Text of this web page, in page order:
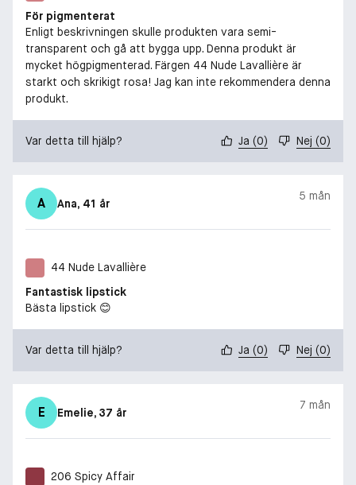
För pigmenterat
Enligt beskrivningen skulle produkten vara semi-
transparent och gå att bygga upp. Denna produkt är
mycket högpigmenterad. Färgen 44 Nude Lavallière är
starkt och skrikigt rosa! Jag kan inte rekommendera denna
produkt.
Var detta till hjälp? Ja (0) Nej (0)
A Ana, 41 år
5 mån
44 Nude Lavallière
Fantastisk lipstick
Bästa lipstick 😊
Var detta till hjälp? Ja (0) Nej (0)
E Emelie, 37 år
7 mån
206 Spicy Affair